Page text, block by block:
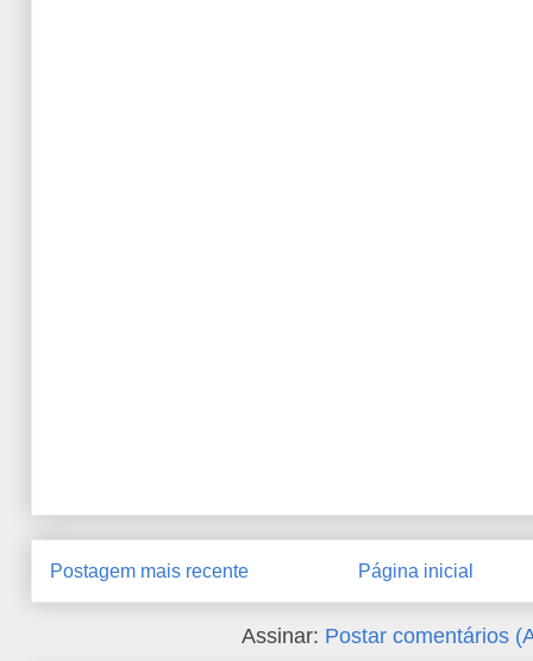
Postagem mais recente Página inicial
Assinar: Postar comentários